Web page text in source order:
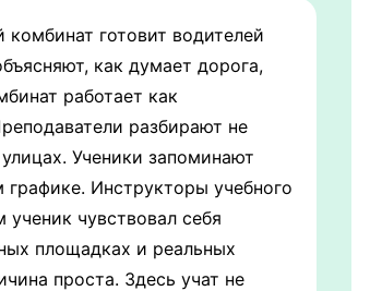
готовит водителей
как думает дорога,
работает как
разбирают не
Ученики запоминают
Инструкторы учебного
чувствовал себя
площадках и реальных
проста. Здесь учат не